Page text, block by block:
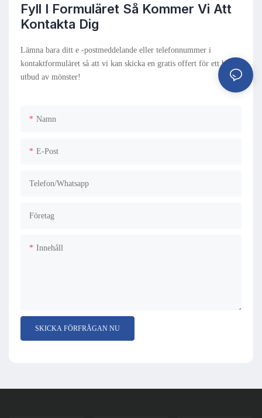
Fyll I Formuläret Så Kommer Vi Att
Kontakta Dig
Lämna bara ditt e -postmeddelande eller telefonnummer i
kontaktformuläret så att vi kan skicka en gratis offert för ett brett
utbud av mönster!
Namn
E-Post
Telefon/whatsapp
Företag
Innehåll
SKICKA FÖRFRÅGAN NU